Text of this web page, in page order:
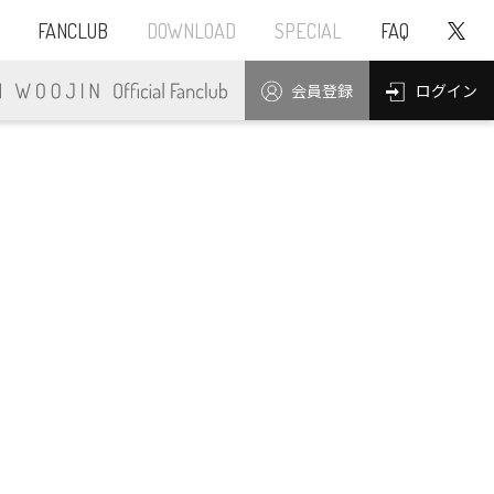
FANCLUB DOWNLOAD SPECIAL FAQ
会員登録 ログイン